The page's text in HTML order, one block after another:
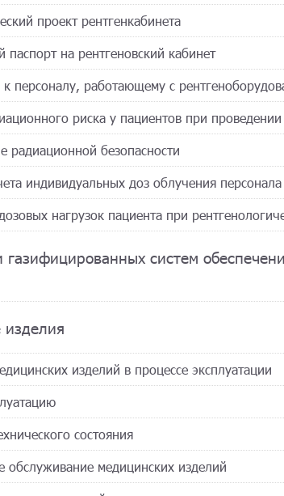
проект рентгенкабинета
паспорт на рентгеновский кабинет
персоналу, работающему с
риска у пациентов при проведении
радиационной безопасности
индивидуальных доз облучения персонала
нагрузок пациента при
газифицированных систем
изделий в процессе эксплуатации
состояния
обслуживание медицинских изделий